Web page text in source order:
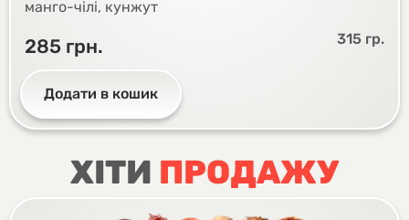
манго-чілі, кунжут
285 грн. 315 гр.
Додати в кошик
ХІТИ ПРОДАЖУ